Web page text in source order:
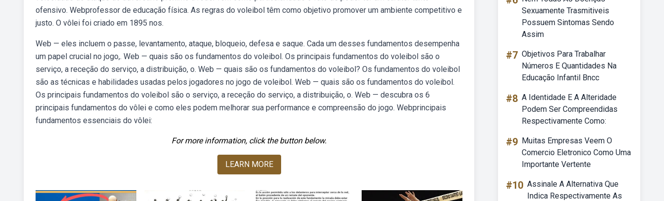
ofensivo. Webprofessor de educação física. As regras do voleibol têm como objetivo promover um ambiente competitivo e
justo. O vôlei foi criado em 1895 nos.
Web — eles incluem o passe, levantamento, ataque, bloqueio, defesa e saque. Cada um desses fundamentos desempenha
um papel crucial no jogo,. Web — quais são os fundamentos do voleibol. Os principais fundamentos do voleibol são o
serviço, a receção do serviço, a distribuição, o. Web — quais são os fundamentos do voleibol? Os fundamentos do voleibol
são as técnicas e habilidades usadas pelos jogadores no jogo de voleibol. Web — quais são os fundamentos do voleibol.
Os principais fundamentos do voleibol são o serviço, a receção do serviço, a distribuição, o. Web — descubra os 6
principais fundamentos do vôlei e como eles podem melhorar sua performance e compreensão do jogo. Webprincipais
fundamentos essenciais do vôlei:
For more information, click the button below.
LEARN MORE
Sexuamente Trasmitiveis
Possuem Sintomas Sendo
Assim
#7 Objetivos Para Trabalhar
Números E Quantidades Na
Educação Infantil Bncc
#8 A Identidade E A Alteridade
Podem Ser Compreendidas
Respectivamente Como:
#9 Muitas Empresas Veem O
Comercio Eletronico Como Uma
Importante Vertente
#10 Assinale A Alternativa Que
Indica Respectivamente As